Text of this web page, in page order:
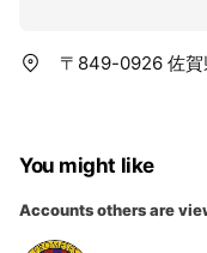
〒849-0926 佐賀
You might like
Accounts others are